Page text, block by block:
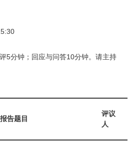
5分钟；回应与问答10分钟。请主持
报告题目
评议
人